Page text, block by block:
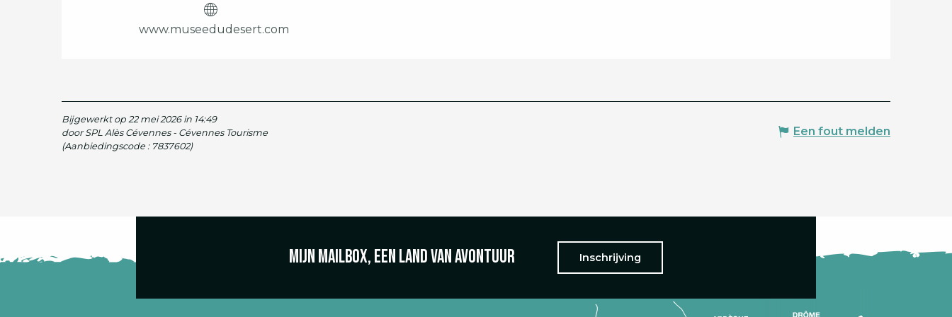
www.museedudesert.com
Bijgewerkt op 22 mei 2026 in 14:49
door SPL Alès Cévennes - Cévennes Tourisme
(Aanbiedingscode : 7837602)
Een fout melden
Mijn mailbox, een land van avontuur Inschrijving